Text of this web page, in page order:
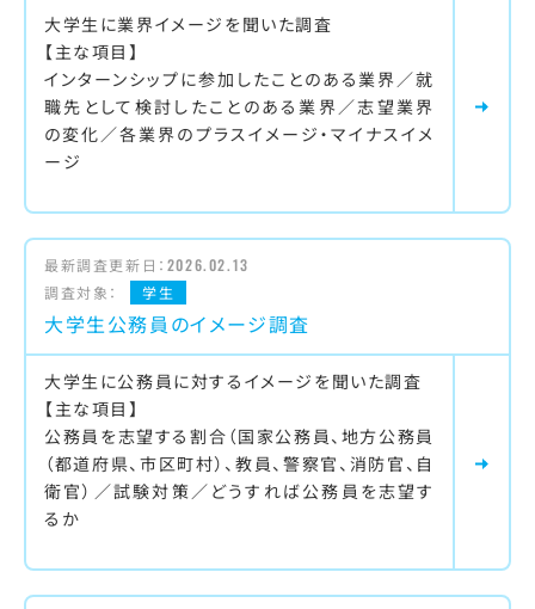
大学生に業界イメージを聞いた調査
【主な項目】
インターンシップに参加したことのある業界／就
職先として検討したことのある業界／志望業界
の変化／各業界のプラスイメージ・マイナスイメ
ージ
最新調査更新日： 2026.02.13
調査対象：
学生
大学生公務員のイメージ調査
大学生に公務員に対するイメージを聞いた調査
【主な項目】
公務員を志望する割合（国家公務員、地方公務員
（都道府県、市区町村）、教員、警察官、消防官、自
衛官）／試験対策／どうすれば公務員を志望す
るか